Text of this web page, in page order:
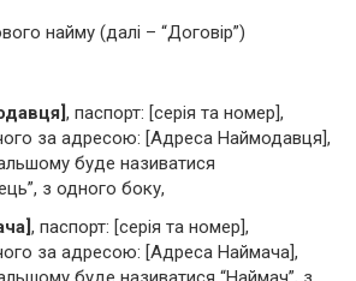
найму (далі – “Договір”)
, паспорт: [серія та номер],
за адресою: [Адреса Наймодавця],
буде називатися
з одного боку,
, паспорт: [серія та номер],
за адресою: [Адреса Наймача],